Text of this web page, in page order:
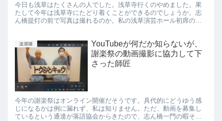
今日も浅草はたくさんの人でした。浅草寺行くのやめました。果
たして今年は浅草寺にたどり着くことができるのでしょうか。志
ん橋提灯の前で写真は撮れるのか。私の浅草演芸ホール初席の出
楽屋噺
YouTubeが何だか知らないが、
謝楽祭の動画撮影に協力して下
さった師匠
今年の謝楽祭はオンライン開催だそうです。具代的にどうゆう感
じになるかは例に漏れず、私は知りません。ただ、動画を募集し
ているという通達が落語協会からきたので、志ん橋一門の暇そう